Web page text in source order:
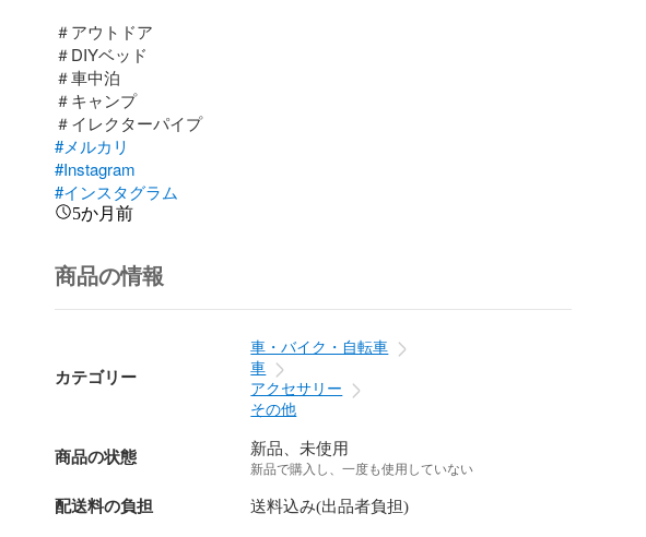
＃アウトドア
＃DIYベッド
＃車中泊
＃キャンプ
＃イレクターパイプ
#メルカリ
#Instagram
#インスタグラム
5か月前
商品の情報
カテゴリー
車・バイク・自転車
車
アクセサリー
その他
商品の状態 新品、未使用
新品で購入し、一度も使用していない
配送料の負担 送料込み(出品者負担)